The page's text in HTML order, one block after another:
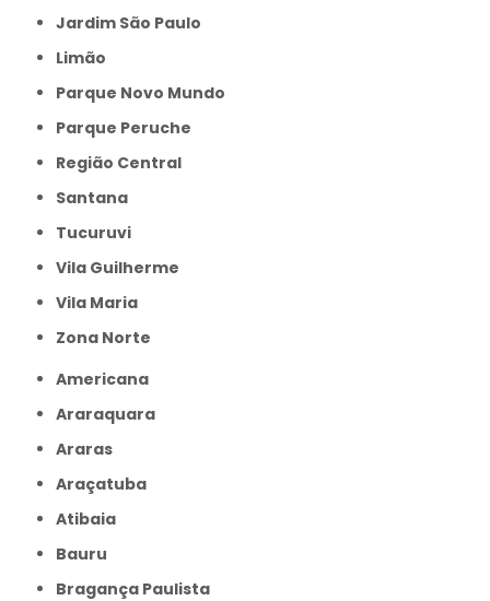
Jardim São Paulo
Limão
Parque Novo Mundo
Parque Peruche
Região Central
Santana
Tucuruvi
Vila Guilherme
Vila Maria
Zona Norte
Americana
Araraquara
Araras
Araçatuba
Atibaia
Bauru
Bragança Paulista